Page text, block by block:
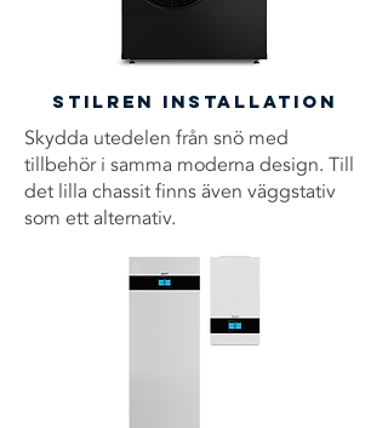
Stilren installation
Skydda utedelen från snö med
tillbehör i samma moderna design. Till
det lilla chassit finns även väggstativ
som ett alternativ.